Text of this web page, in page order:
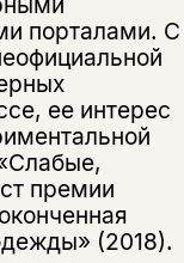
порталами. С
ее интерес
премии
(2018).